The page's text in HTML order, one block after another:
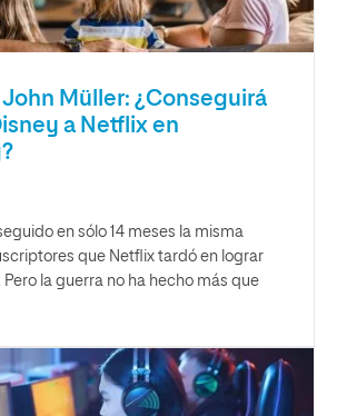
Müller: ¿Conseguirá
a Netflix en
en sólo 14 meses la misma
que Netflix tardó en lograr
Pero la guerra no ha hecho más que